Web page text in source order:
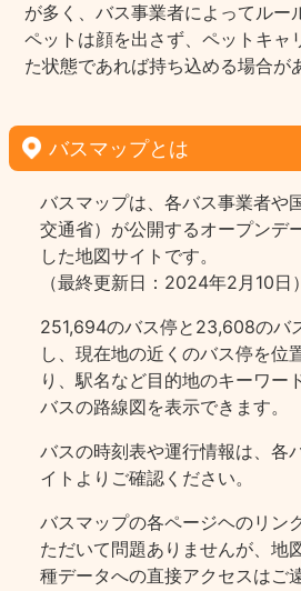
が多く、バス事業者によってルー
ペットは顔を出さず、ペットキャ
た状態であれば持ち込める場合が
バスマップとは
バスマップは、各バス事業者や
交通省）が公開するオープンデ
した地図サイトです。
（最終更新日：2024年2月10日）
251,694のバス停と23,608のバ
し、現在地の近くのバス停を位
り、駅名など目的地のキーワー
バスの路線図を表示できます。
バスの時刻表や運行情報は、各
イトよりご確認ください。
バスマップの各ページヘのリン
ただいて問題ありませんが、地
種データへの直接アクセスはご